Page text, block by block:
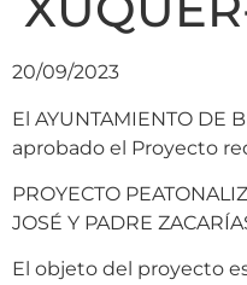
20/09/2023
El AYUNTAMIENTO DE
aprobado el Proyecto
PROYECTO
JOSÉ Y PADRE
El objeto del proyecto